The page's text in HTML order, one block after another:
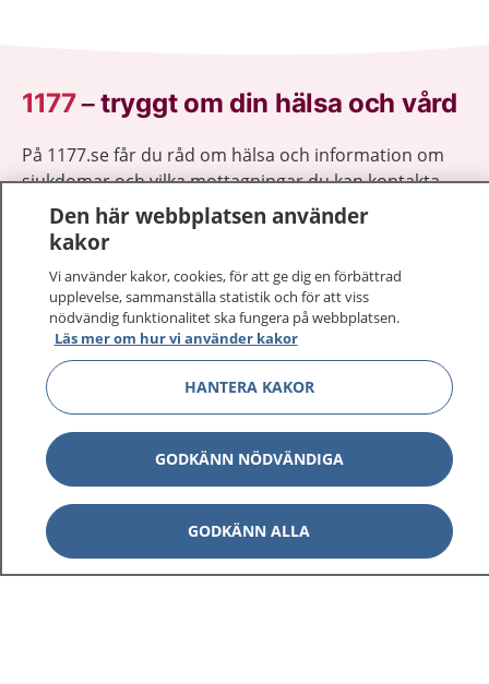
1177–tryggt om din hälsa och vård
På 1177.se får du råd om hälsa och information om
sjukdomar och vilka mottagningar du kan kontakta.
Logga in för att läsa din journal och göra dina
vårdärenden. Ring telefonnummer 1177 för
1177 ger dig råd när du vill må bättre.
1177 på flera språk
Om 1177 Visa
Kontakt Visa
Den här webbplatsen använder
kakor
Vi använder kakor, cookies, för att ge dig en förbättrad
upplevelse, sammanställa statistik och för att viss
nödvändig funktionalitet ska fungera på webbplatsen.
Läs mer om hur vi använder kakor
HANTERA KAKOR
GODKÄNN NÖDVÄNDIGA
GODKÄNN ALLA